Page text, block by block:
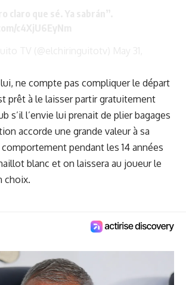
lui, ne compte pas compliquer le départ
prêt à le laisser partir gratuitement
s’il l’envie lui prenait de plier bagages
accorde une grande valeur à sa
pendant les 14 années
blanc et on laissera au joueur le
choix.